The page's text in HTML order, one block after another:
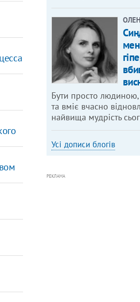
Бути просто людиною,
та вміє вчасно
найвища мудрість
Усі дописи блогів
РЕКЛАМА